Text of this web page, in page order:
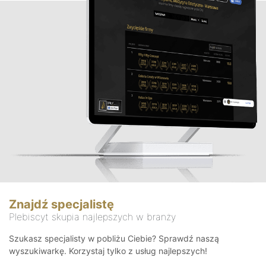
Znajdź specjalistę
Plebiscyt skupia najlepszych w branży
Szukasz specjalisty w pobliżu Ciebie? Sprawdź naszą
wyszukiwarkę. Korzystaj tylko z usług najlepszych!